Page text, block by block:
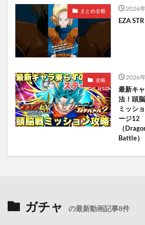
まとめ全般 2026
EZA
攻略 2026
最新キ
法！頭
ミッシ
ージ12
（
Battle）
ガチャ の最新動画記事8件